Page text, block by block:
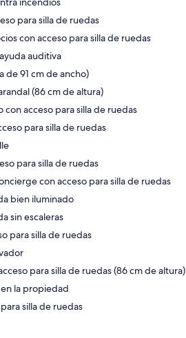
para silla de ruedas
con acceso para silla de ruedas
auditiva
de 91 cm de ancho)
(86 cm de altura)
con acceso para silla de ruedas
para silla de ruedas
para silla de ruedas
con acceso para silla de ruedas
bien iluminado
sin escaleras
para silla de ruedas
para silla de ruedas (86 cm de altura)
la propiedad
silla de ruedas